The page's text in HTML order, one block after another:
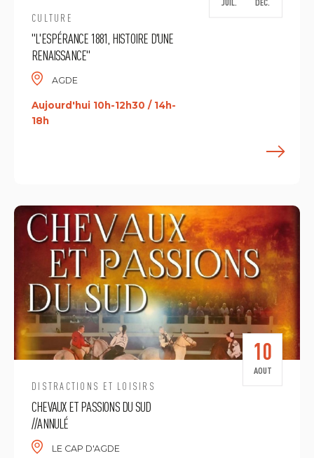
CULTURE
"L'ESPÉRANCE 1881, HISTOIRE D'UNE
RENAISSANCE"
AGDE
Aujourd'hui 10h-12h30 / 14h-
18h
JUIL. DEC.
DISTRACTIONS ET LOISIRS
CHEVAUX ET PASSIONS DU SUD
//ANNULÉ
LE CAP D'AGDE
10
AOUT